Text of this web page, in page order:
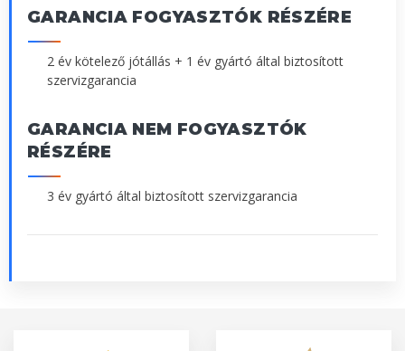
GARANCIA FOGYASZTÓK RÉSZÉRE
2 év kötelező jótállás + 1 év gyártó által biztosított
szervizgarancia
GARANCIA NEM FOGYASZTÓK
RÉSZÉRE
3 év gyártó által biztosított szervizgarancia